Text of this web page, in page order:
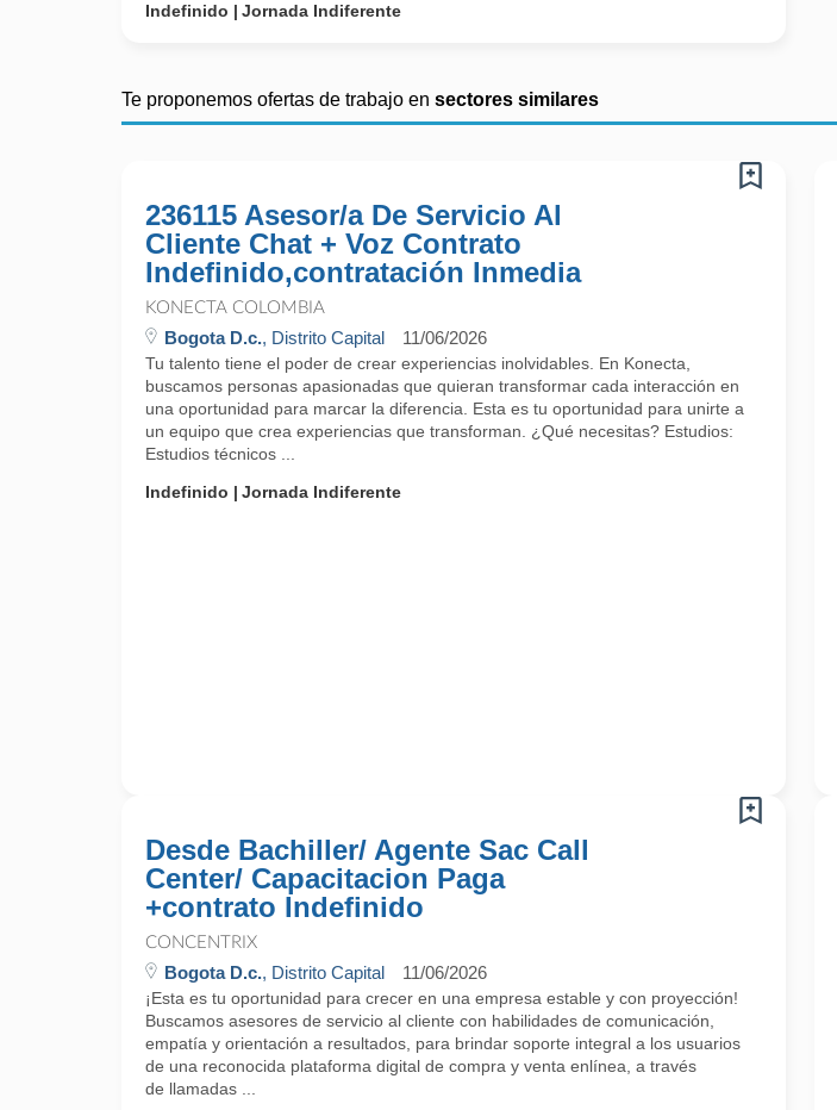
Indefinido
Jornada Indiferente
Te proponemos ofertas de trabajo en sectores similares
236115 Asesor/a De Servicio Al
Cliente Chat + Voz Contrato
Indefinido,contratación Inmedia
KONECTA COLOMBIA
Bogota D.c., Distrito Capital 11/06/2026
Tu talento tiene el poder de crear experiencias inolvidables. En Konecta,
buscamos personas apasionadas que quieran transformar cada interacción en
una oportunidad para marcar la diferencia. Esta es tu oportunidad para unirte a
un equipo que crea experiencias que transforman. ¿Qué necesitas? Estudios:
Estudios técnicos ...
Indefinido
Jornada Indiferente
Desde Bachiller/ Agente Sac Call
Center/ Capacitacion Paga
+contrato Indefinido
CONCENTRIX
Bogota D.c., Distrito Capital 11/06/2026
¡Esta es tu oportunidad para crecer en una empresa estable y con proyección!
Buscamos asesores de servicio al cliente con habilidades de comunicación,
empatía y orientación a resultados, para brindar soporte integral a los usuarios
de una reconocida plataforma digital de compra y venta enlínea, a través
de llamadas ...